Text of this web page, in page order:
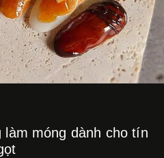
móng dành cho tín